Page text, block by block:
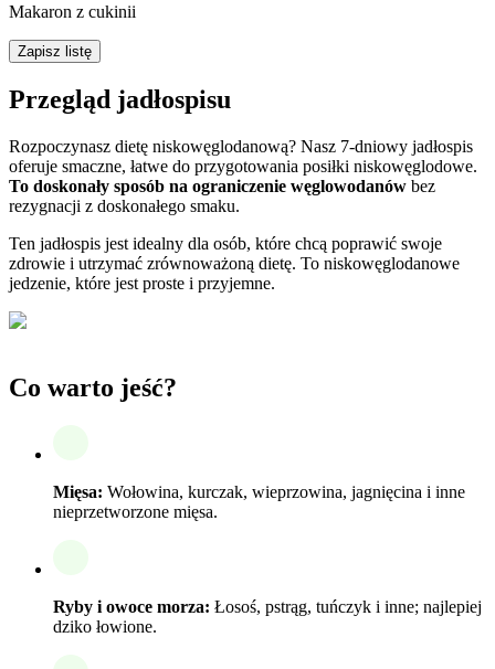
Makaron z cukinii
Zapisz listę
Przegląd jadłospisu
Rozpoczynasz dietę niskowęglodanową? Nasz 7-dniowy jadłospis
oferuje smaczne, łatwe do przygotowania posiłki niskowęglodowe.
To doskonały sposób na ograniczenie węglowodanów bez
rezygnacji z doskonałego smaku.
Ten jadłospis jest idealny dla osób, które chcą poprawić swoje
zdrowie i utrzymać zrównoważoną dietę. To niskowęglodanowe
jedzenie, które jest proste i przyjemne.
Co warto jeść?
Mięsa: Wołowina, kurczak, wieprzowina, jagnięcina i inne
nieprzetworzone mięsa.
Ryby i owoce morza: Łosoś, pstrąg, tuńczyk i inne; najlepiej
dziko łowione.